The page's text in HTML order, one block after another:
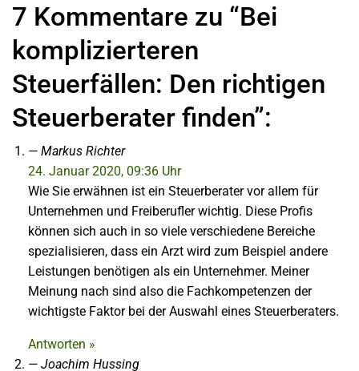
7 Kommentare zu “Bei
komplizierteren
Steuerfällen: Den richtigen
Steuerberater finden”:
Markus Richter
24. Januar 2020, 09:36 Uhr
Wie Sie erwähnen ist ein Steuerberater vor allem für
Unternehmen und Freiberufler wichtig. Diese Profis
können sich auch in so viele verschiedene Bereiche
spezialisieren, dass ein Arzt wird zum Beispiel andere
Leistungen benötigen als ein Unternehmer. Meiner
Meinung nach sind also die Fachkompetenzen der
wichtigste Faktor bei der Auswahl eines Steuerberaters.
Antworten »
Joachim Hussing